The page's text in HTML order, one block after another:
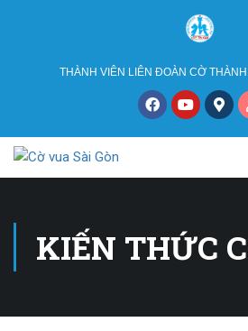
THÀNH VIÊN LIÊN ĐOÀN CỜ
KIẾN THỨC